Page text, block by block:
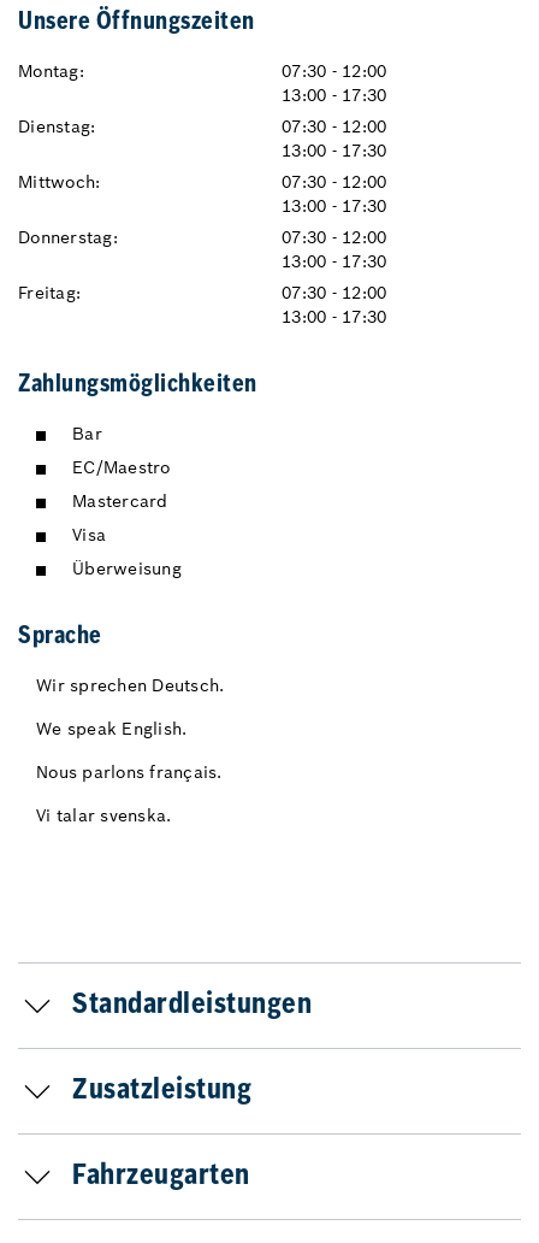
Unsere Öffnungszeiten
Montag:
07:30 - 12:00
13:00 - 17:30
Dienstag:
07:30 - 12:00
13:00 - 17:30
Mittwoch:
07:30 - 12:00
13:00 - 17:30
Donnerstag:
07:30 - 12:00
13:00 - 17:30
Freitag:
07:30 - 12:00
13:00 - 17:30
Zahlungsmöglichkeiten
Bar
EC/Maestro
Mastercard
Visa
Überweisung
Sprache
Wir sprechen Deutsch.
We speak English.
Nous parlons français.
Vi talar svenska.
Standardleistungen
Zusatzleistung
Fahrzeugarten